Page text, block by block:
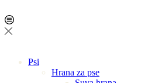
Psi
Hrana za pse